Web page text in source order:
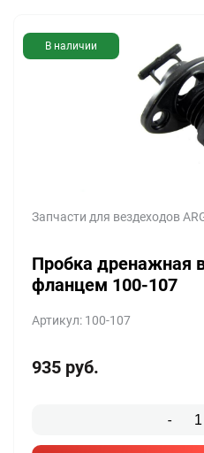
В наличии
Запчасти для вездеходов
Пробка дренажная
фланцем 100-107
Артикул: 100-107
935 руб.
-